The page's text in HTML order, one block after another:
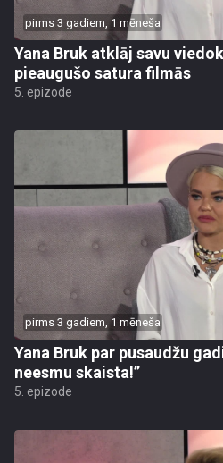
pirms 3 gadiem, 1 mēneša
Yana Bruk atklāj savu
pieaugušo satura filmās
5. epizode
pirms 3 gadiem, 1 mēneša
Yana Bruk par pusaudžu
neesmu skaista!”
5. epizode